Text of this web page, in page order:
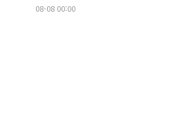
08-08 00:00